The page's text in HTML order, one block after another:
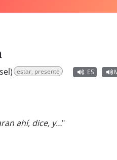
estar, presente ES
ahí, dice, y…"